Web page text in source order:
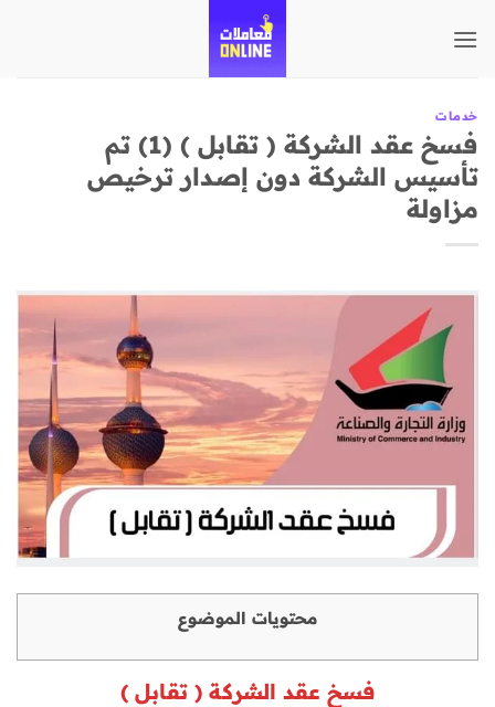
للمحتوى
خدمات
فسخ عقد الشركة ( تقابل ) (1) تم
تأسيس الشركة دون إصدار ترخيص
مزاولة
محتويات الموضوع
فسخ عقد الشركة ( تقابل )